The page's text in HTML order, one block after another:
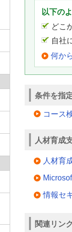
以下の
どこ
自社
何か
条件を指
コース
人材育成
人材育
情報セ
関連リンク